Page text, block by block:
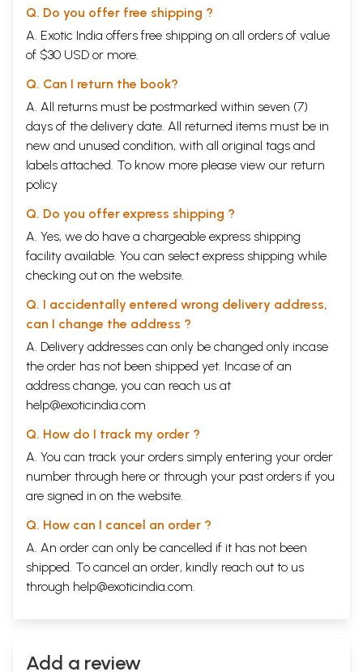
Q. Do you offer free shipping ?
A. Exotic India offers free shipping on all orders of value
of $30 USD or more.
Q. Can I return the book?
A. All returns must be postmarked within seven (7)
days of the delivery date. All returned items must be in
new and unused condition, with all original tags and
labels attached. To know more please view our return
policy
Q. Do you offer express shipping ?
A. Yes, we do have a chargeable express shipping
facility available. You can select express shipping while
checking out on the website.
Q. I accidentally entered wrong delivery address,
can I change the address ?
A. Delivery addresses can only be changed only incase
the order has not been shipped yet. Incase of an
address change, you can reach us at
help@exoticindia.com
Q. How do I track my order ?
A. You can track your orders simply entering your order
number through here or through your past orders if you
are signed in on the website.
Q. How can I cancel an order ?
A. An order can only be cancelled if it has not been
shipped. To cancel an order, kindly reach out to us
through help@exoticindia.com.
Add a review